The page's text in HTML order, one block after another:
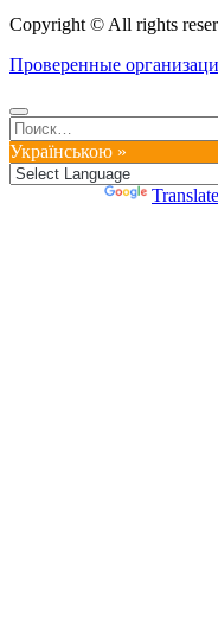
Copyright © All rights
Проверенные
Найти:
Українською »
Translate